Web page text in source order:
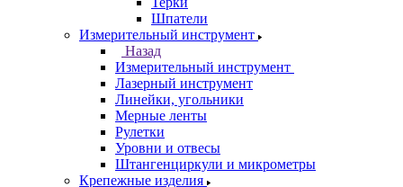
Шпатели
Измерительный инструмент
Назад
Измерительный инструмент
Лазерный инструмент
Линейки, угольники
Мерные ленты
Рулетки
Уровни и отвесы
Штангенциркули и микрометры
Крепежные изделия